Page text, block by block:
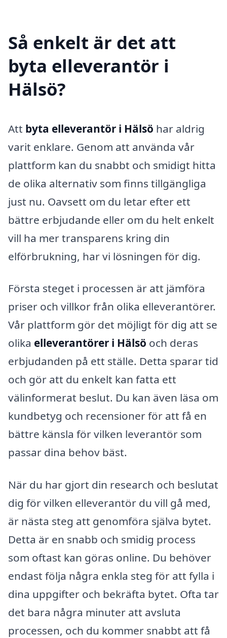
Så enkelt är det att
byta elleverantör i
Hälsö?
Att byta elleverantör i Hälsö har aldrig
varit enklare. Genom att använda vår
plattform kan du snabbt och smidigt hitta
de olika alternativ som finns tillgängliga
just nu. Oavsett om du letar efter ett
bättre erbjudande eller om du helt enkelt
vill ha mer transparens kring din
elförbrukning, har vi lösningen för dig.
Första steget i processen är att jämföra
priser och villkor från olika elleverantörer.
Vår plattform gör det möjligt för dig att se
olika elleverantörer i Hälsö och deras
erbjudanden på ett ställe. Detta sparar tid
och gör att du enkelt kan fatta ett
välinformerat beslut. Du kan även läsa om
kundbetyg och recensioner för att få en
bättre känsla för vilken leverantör som
passar dina behov bäst.
När du har gjort din research och beslutat
dig för vilken elleverantör du vill gå med,
är nästa steg att genomföra själva bytet.
Detta är en snabb och smidig process
som oftast kan göras online. Du behöver
endast följa några enkla steg för att fylla i
dina uppgifter och bekräfta bytet. Ofta tar
det bara några minuter att avsluta
processen, och du kommer snabbt att få